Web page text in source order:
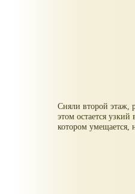
Сняли второй этаж,
этом остается
котором умещается,